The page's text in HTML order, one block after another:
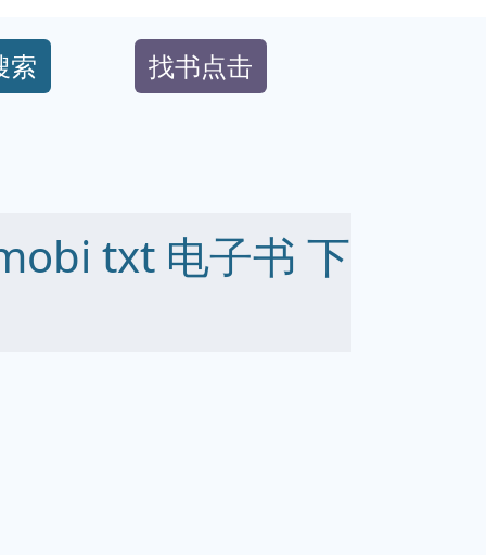
索 找书点击
txt 电子书 下